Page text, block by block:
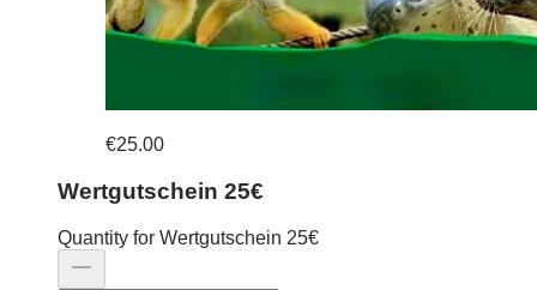
€25.00
Wertgutschein 25€
Quantity for Wertgutschein 25€